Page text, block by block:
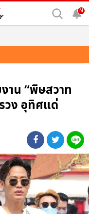
N
าน “พิษสวาท
วง อุทิศแด่